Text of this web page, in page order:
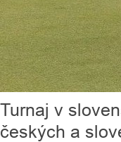
Turnaj v
českých a